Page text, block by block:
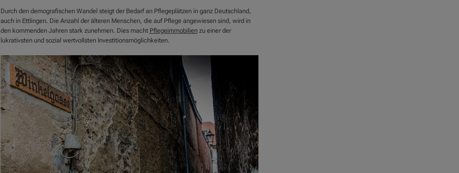
Durch den demografischen Wandel steigt der Bedarf an Pflegeplätzen in ganz Deutschland,
auch in Ettlingen. Die Anzahl der älteren Menschen, die auf Pflege angewiesen sind, wird in
den kommenden Jahren stark zunehmen. Dies macht Pflegeimmobilienzu einer der
lukrativsten und sozial wertvollsten Investitionsmöglichkeiten.